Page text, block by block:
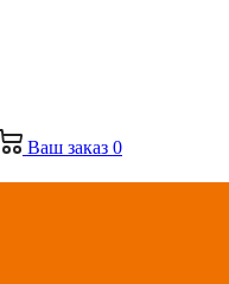
Ваш заказ 0